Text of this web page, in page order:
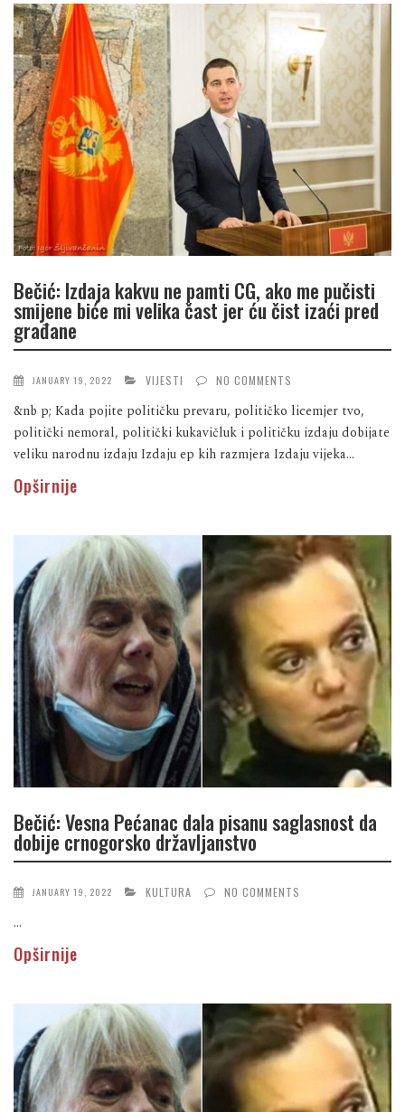
Bečić: Izdaja kakvu ne pamti CG, ako me pučisti
smijene biće mi velika čast jer ću čist izaći pred
građane
JANUARY 19, 2022 VIJESTI NO COMMENTS
&nb p; Kada pojite političku prevaru, političko licemjer tvo,
politički nemoral, politički kukavičluk i političku izdaju dobijate
veliku narodnu izdaju Izdaju ep kih razmjera Izdaju vijeka...
Opširnije
Bečić: Vesna Pećanac dala pisanu saglasnost da
dobije crnogorsko državljanstvo
JANUARY 19, 2022 KULTURA NO COMMENTS
...
Opširnije